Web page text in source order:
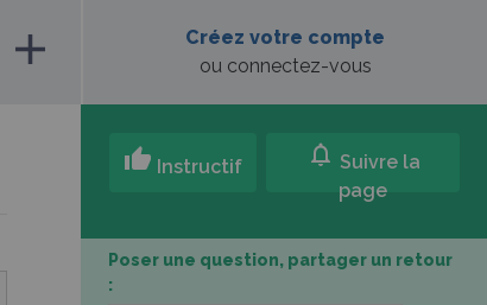
add
Créez votre compte
ou connectez-vous
thumb_up Instructif notifications Suivre la
page
Poser une question, partager un retour
: